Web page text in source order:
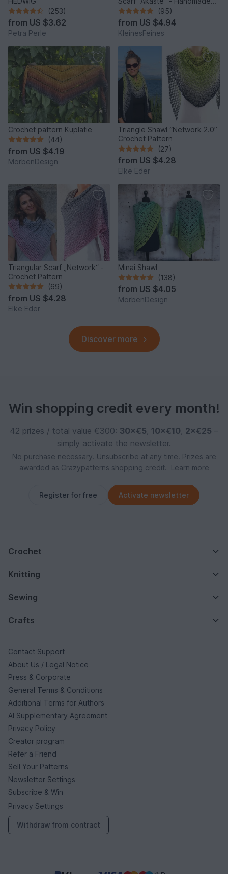
(253)
from US $3.62
Petra Perle
Unique Design
(95)
from US $4.94
KleinesFeines
Crochet pattern Kuplatie
(44)
from US $4.19
MorbenDesign
Triangle Shawl “Network 2.0”
Crochet Pattern
(27)
from US $4.28
Elke Eder
Triangular Scarf „Network“ -
Crochet Pattern
(69)
from US $4.28
Elke Eder
Minai Shawl
(138)
from US $4.05
MorbenDesign
Discover more
Win shopping credit every month!
42 prizes / total value €300: 30×€5, 10×€10, 2×€25 –
simply activate the newsletter.
No purchase necessary. Unsubscribe at any time. Prizes are
awarded as Crazypatterns shopping credit.
Learn more
Register for free Activate newsletter
Crochet
Knitting
Sewing
Crafts
Contact Support
About Us / Legal Notice
Press & Corporate
General Terms & Conditions
Additional Terms for Authors
AI Supplementary Agreement
Privacy Policy
Creator program
Refer a Friend
Sell Your Patterns
Newsletter Settings
Subscribe & Win
Privacy Settings
Withdraw from contract